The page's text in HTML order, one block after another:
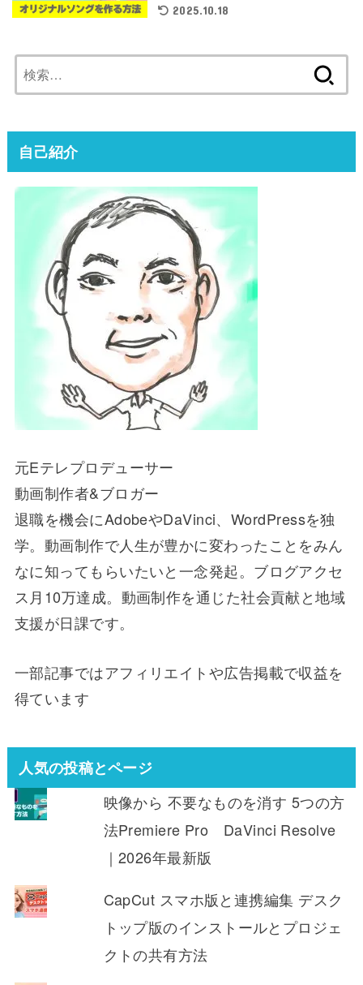
2025.10.18
索:
自己紹介
元Eテレプロデューサー
動画制作者&ブロガー
退職を機会にAdobeやDaVinci、WordPressを独
学。動画制作で人生が豊かに変わったことをみん
なに知ってもらいたいと一念発起。ブログアクセ
ス月10万達成。動画制作を通じた社会貢献と地域
支援が日課です。
一部記事ではアフィリエイトや広告掲載で収益を
得ています
人気の投稿とページ
映像から 不要なものを消す 5つの方
法Premiere Pro DaVinci Resolve
｜2026年最新版
CapCut スマホ版と連携編集 デスク
トップ版のインストールとプロジェ
クトの共有方法